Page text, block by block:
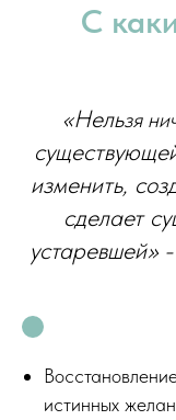
С
«Нельзя
изменить,
сделает
устаревшей»
истинных